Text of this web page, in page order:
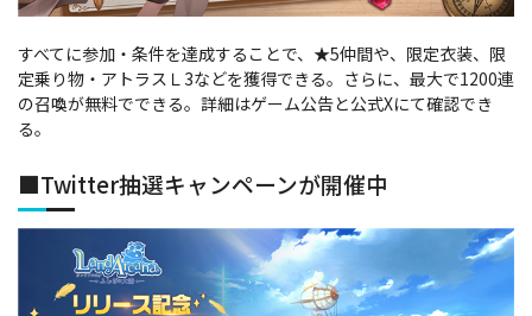
すべてに参加・条件を達成することで、★5仲間や、限定衣装、限
定乗り物・アトラスＬ3などを獲得できる。さらに、最大で1200連
の召喚が無料でできる。詳細はゲーム公告と公式Xにて確認でき
る。
■Twitter抽選キャンペーンが開催中